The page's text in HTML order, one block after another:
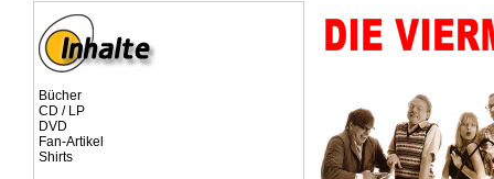
Bücher
CD / LP
DVD
Fan-Artikel
Shirts